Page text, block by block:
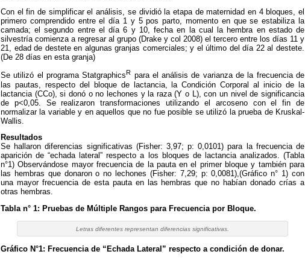
Con el fin de simplificar el análisis, se dividió la etapa de maternidad en 4 bloques, el
primero comprendido entre el día 1 y 5 pos parto, momento en que se estabiliza la
camada; el segundo entre el día 6 y 10, fecha en la cual la hembra en estado de
silvestría comienza a regresar al grupo (Drake y col 2008) el tercero entre los días 11 y
21, edad de destete en algunas granjas comerciales; y el último del día 22 al destete.
(De 28 días en esta granja)
Se utilizó el programa StatgraphicsR para el análisis de varianza de la frecuencia de
las pautas, respecto del bloque de lactancia, la Condición Corporal al inicio de la
lactancia (CCo), si donó o no lechones y la raza (Y o L), con un nivel de significancia
de p<0,05. Se realizaron transformaciones utilizando el arcoseno con el fin de
normalizar la variable y en aquellos que no fue posible se utilizó la prueba de Kruskal-
Wallis.
Resultados
Se hallaron diferencias significativas (Fisher: 3,97; p: 0,0101) para la frecuencia de
aparición de “echada lateral” respecto a los bloques de lactancia analizados. (Tabla
n°1) Observándose mayor frecuencia de la pauta en el primer bloque y también para
las hembras que donaron o no lechones (Fisher: 7,29; p: 0,0081),(Gráfico n° 1) con
una mayor frecuencia de esta pauta en las hembras que no habían donado crías a
otras hembras.
Tabla n° 1: Pruebas de Múltiple Rangos para Frecuencia por Bloque.
Letras diferentes representan diferencias significativas.
Gráfico N°1: Frecuencia de “Echada Lateral” respecto a condición de donar.